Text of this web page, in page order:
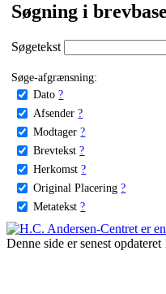
Søgning i
Søgetekst
Søge-afgrænsning:
Dato ?
Afsender ?
Modtager ?
Brevtekst ?
Herkomst ?
Original Placering ?
Metatekst ?
Denne side er senest